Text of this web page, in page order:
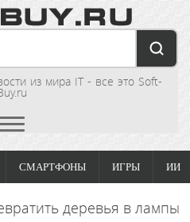
из мира IT - все это Soft-
СМАРТФОНЫ ИГРЫ ИИ
деревья в лампы